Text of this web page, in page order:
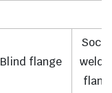
Blind flange